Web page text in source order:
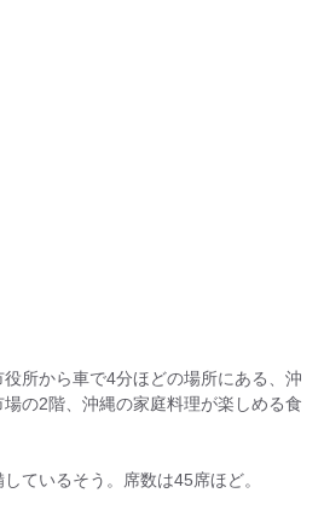
役所から車で4分ほどの場所にある、沖
の2階、沖縄の家庭料理が楽しめる食
ているそう。席数は45席ほど。